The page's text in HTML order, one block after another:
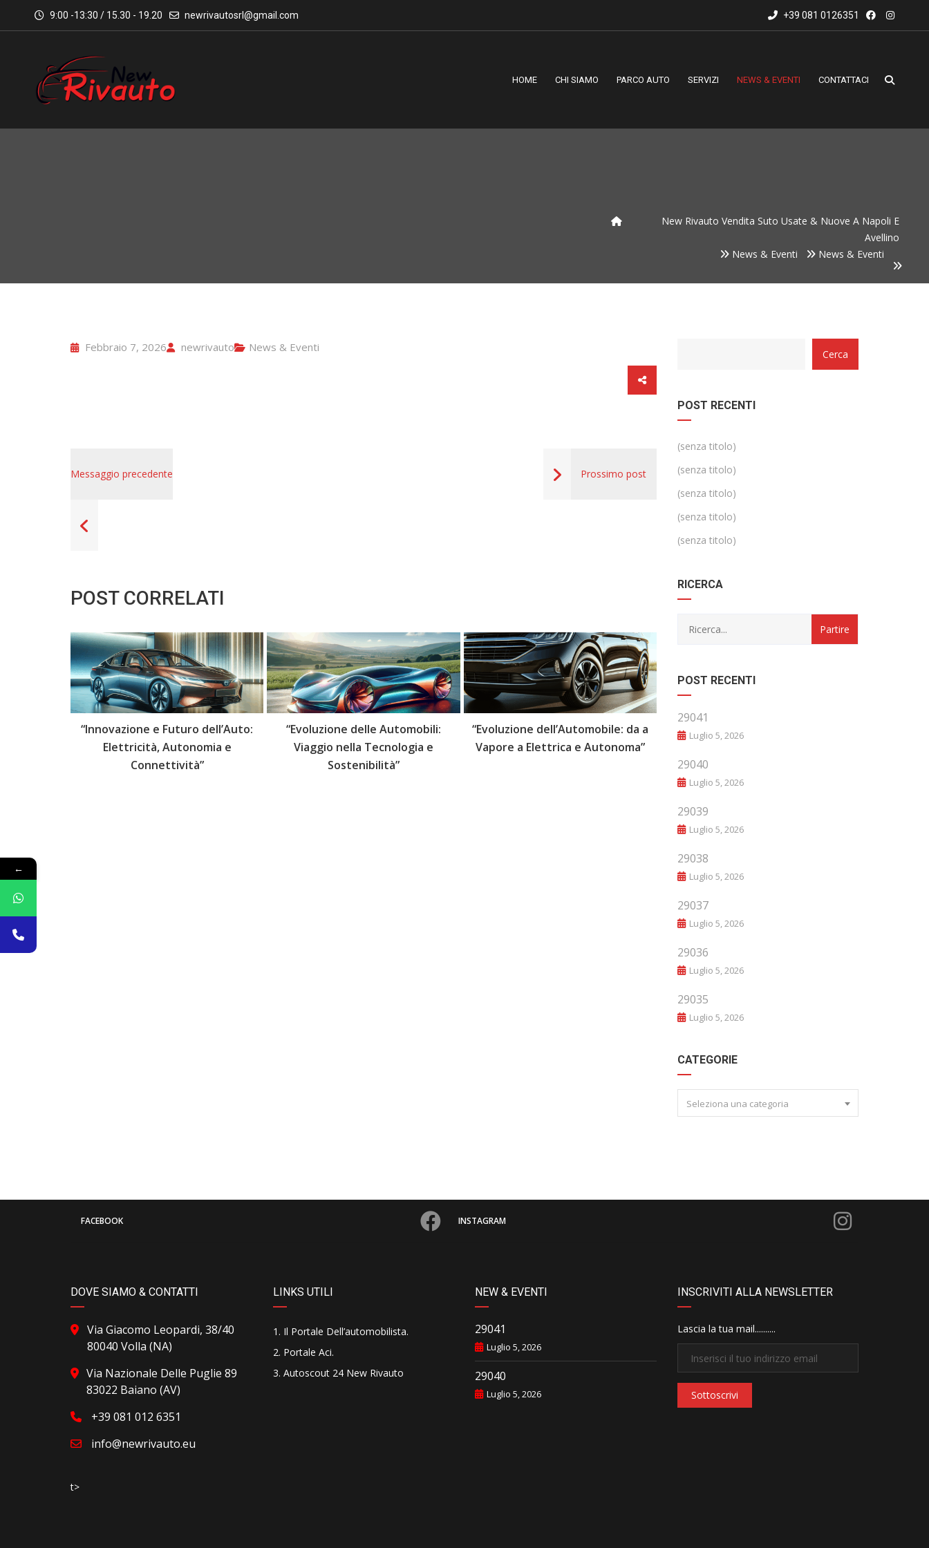
9:00 -13:30 / 15.30 - 19.20 newrivautosrl@gmail.com +39 081 0126351
HOME CHI SIAMO PARCO AUTO SERVIZI NEWS & EVENTI CONTATTACI
New Rivauto Vendita Suto Usate & Nuove A Napoli E
Avellino
News & Eventi
News & Eventi
Febbraio 7, 2026 newrivauto News & Eventi
Messaggio precedente Prossimo post
POST CORRELATI
“Innovazione e Futuro dell’Auto:
Elettricità, Autonomia e
Connettività”
“Evoluzione delle Automobili:
Viaggio nella Tecnologia e
Sostenibilità”
“Evoluzione dell’Automobile: da a
Vapore a Elettrica e Autonoma”
“Evoluzione e Innovazione: Il Futuro
Cerca
POST RECENTI
(senza titolo)
(senza titolo)
(senza titolo)
(senza titolo)
(senza titolo)
RICERCA
POST RECENTI
29041
Luglio 5, 2026
29040
Luglio 5, 2026
29039
Luglio 5, 2026
29038
Luglio 5, 2026
29037
Luglio 5, 2026
29036
Luglio 5, 2026
29035
Luglio 5, 2026
CATEGORIE
Seleziona una categoria
FACEBOOK INSTAGRAM
DOVE SIAMO & CONTATTI
Via Giacomo Leopardi, 38/40
80040 Volla (NA)
Via Nazionale Delle Puglie 89
83022 Baiano (AV)
+39 081 012 6351
info@newrivauto.eu
t>
LINKS UTILI
Il Portale Dell’automobilista.
Portale Aci.
Autoscout 24 New Rivauto
NEW & EVENTI
29041
Luglio 5, 2026
29040
Luglio 5, 2026
INSCRIVITI ALLA NEWSLETTER
Lascia la tua mail..........
Sottoscrivi
←